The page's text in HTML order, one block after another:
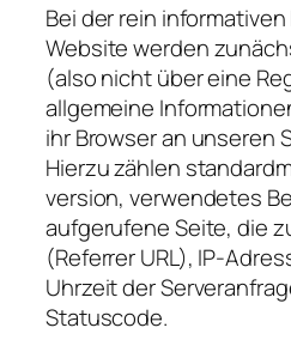
Bei der rein
Website werden
(also nicht über eine
allgemeine
ihr Browser an unseren
Hierzu zählen
version, verwendetes
aufgerufene Seite, die
(Referrer URL), IP-
Uhrzeit der
Statuscode.